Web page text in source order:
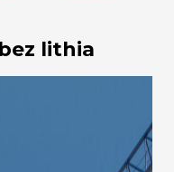
lithia